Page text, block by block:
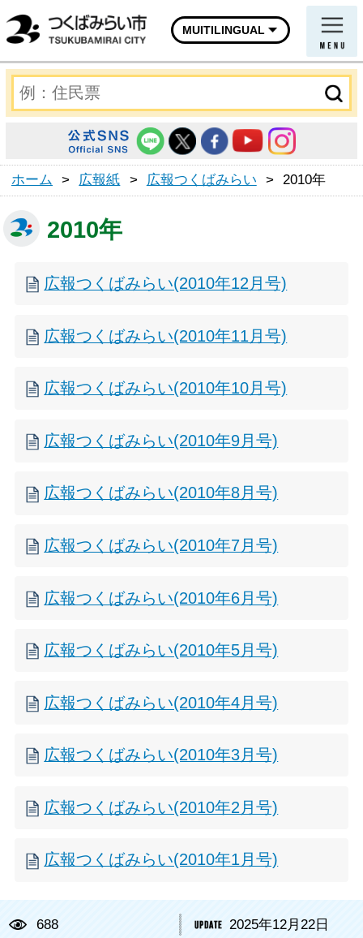
MUITILINGUAL
ホーム > 広報紙 > 広報つくばみらい > 2010年
2010年
広報つくばみらい(2010年12月号)
広報つくばみらい(2010年11月号)
広報つくばみらい(2010年10月号)
広報つくばみらい(2010年9月号)
広報つくばみらい(2010年8月号)
広報つくばみらい(2010年7月号)
広報つくばみらい(2010年6月号)
広報つくばみらい(2010年5月号)
広報つくばみらい(2010年4月号)
広報つくばみらい(2010年3月号)
広報つくばみらい(2010年2月号)
広報つくばみらい(2010年1月号)
688 2025年12月22日